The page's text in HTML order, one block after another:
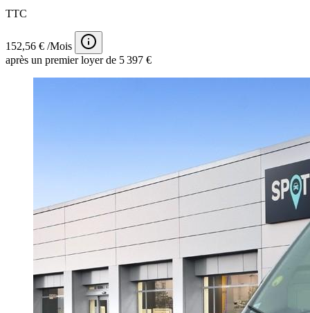
TTC
152,56 € /Mois
après un premier loyer de 5 397 €